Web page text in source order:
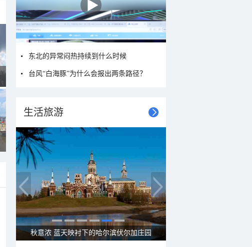
东北的异常闷热持续到什么时候
台风“白海豚”为什么会报出两条路径？
生活旅游
秋意浓 蓝天映衬下的哈尔滨伏尔加庄园